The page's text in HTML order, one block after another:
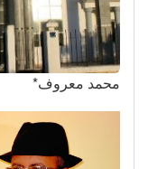
محمد معروف*